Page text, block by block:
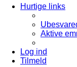
Hurtige links
Aktive
Log ind
Tilmeld